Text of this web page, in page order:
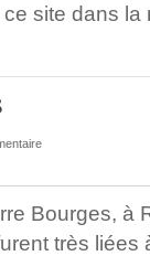
site dans
Bourges, à
très